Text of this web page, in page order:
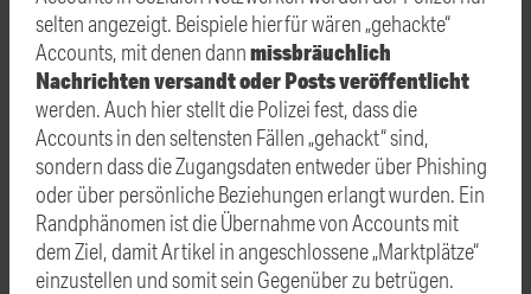
selten angezeigt. Beispiele hierfür wären „gehackte“
Accounts, mit denen dannmissbräuchlich
Nachrichten versandt oder Posts veröffentlicht
werden. Auch hier stellt die Polizei fest, dass die
Accounts in den seltensten Fällen „gehackt“ sind,
sondern dass die Zugangsdaten entweder über Phishing
oder über persönliche Beziehungen erlangt wurden. Ein
Randphänomen ist die Übernahme von Accounts mit
dem Ziel, damit Artikel in angeschlossene „Marktplätze“
einzustellen und somit sein Gegenüber zu betrügen.